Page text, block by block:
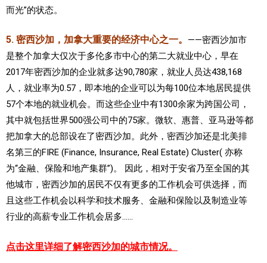
而光”的状态。
5. 密西沙加，加拿大重要的经济中心之一。 ——密西沙加市
是整个加拿大仅次于多伦多市中心的第二大就业中心，早在
2017年密西沙加的企业就多达90,780家，就业人员达438,168
人，就业率为0.57，即本地的企业可以为每100位本地居民提供
57个本地的就业机会。而这些企业中有1300余家为跨国公司，
其中就包括世界500强公司中的75家。微软、惠普、亚马逊等都
把加拿大的总部设在了密西沙加。此外，密西沙加还是北美排
名第三的FIRE (Finance, Insurance, Real Estate) Cluster( 亦称
为“金融、保险和地产集群”)。 因此，相对于安省乃至全国的其
他城市，密西沙加的居民不仅有更多的工作机会可供选择，而
且这些工作机会以科学和技术服务、金融和保险以及制造业等
行业的高薪专业工作机会居多……
点击这里详细了解密西沙加的城市情况。